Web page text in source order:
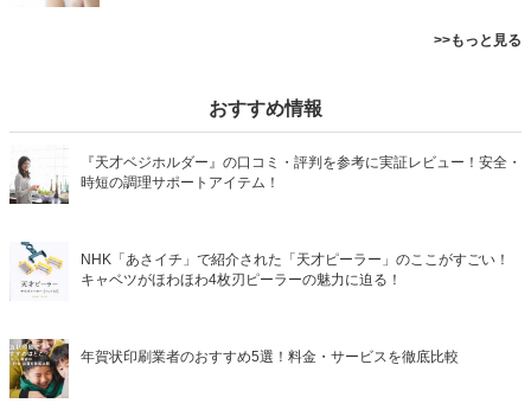
>>もっと見る
おすすめ情報
『天才ベジホルダー』の口コミ・評判を参考に実証レビュー！安全・
時短の調理サポートアイテム！
NHK「あさイチ」で紹介された「天才ピーラー」のここがすごい！
キャベツがほわほわ4枚刃ピーラーの魅力に迫る！
年賀状印刷業者のおすすめ5選！料金・サービスを徹底比較